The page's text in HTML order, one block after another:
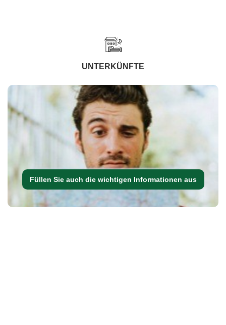
UNTERKÜNFTE
Füllen Sie auch die wichtigen Informationen aus